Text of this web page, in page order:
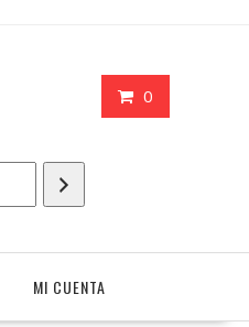
0
MI CUENTA